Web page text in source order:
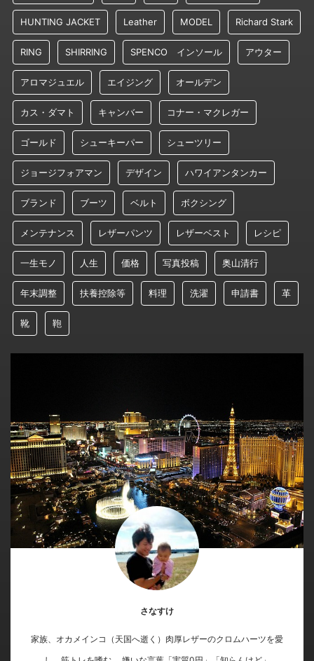
HUNTING JACKET Leather MODEL Richard Stark
RING SHIRRING SPENCO インソール アウター
アロマジュエル エイジング オールデン
カス・ダマト キャンバー コナー・マクレガー
ゴールド シューキーパー シューツリー
ジョージフォアマン デザイン ハワイアンタンカー
ブランド ブーツ ベルト ボクシング
メンテナンス レザーパンツ レザーベスト レシピ
一生モノ 人生 価格 写真投稿 奥山清行
年末調整 扶養控除等 料理 洗濯 申請書 革
靴 鞄
さなすけ
家族、オカメインコ（天国へ逝く）肉厚レザーのクロムハーツを愛